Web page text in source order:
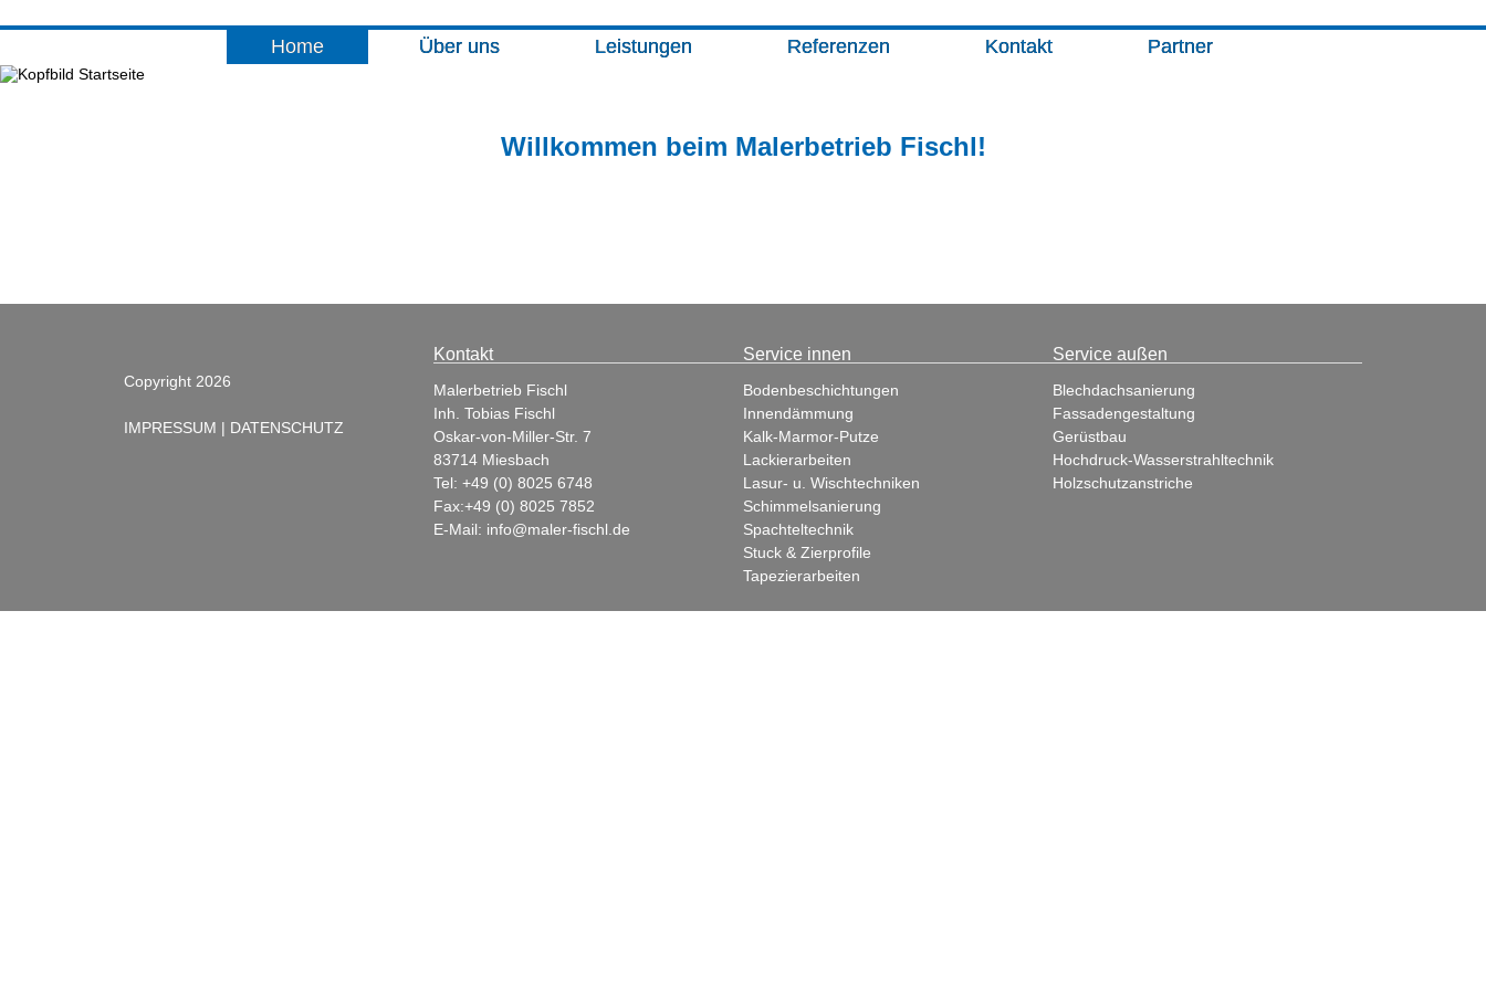
Home Über uns Leistungen Referenzen Kontakt Partner
Willkommen beim Malerbetrieb Fischl!
Copyright 2026
IMPRESSUM | DATENSCHUTZ
Kontakt
Malerbetrieb Fischl
Inh. Tobias Fischl
Oskar-von-Miller-Str. 7
83714 Miesbach
Tel: +49 (0) 8025 6748
Fax:+49 (0) 8025 7852
E-Mail: info@maler-fischl.de
Service innen
Bodenbeschichtungen
Innendämmung
Kalk-Marmor-Putze
Lackierarbeiten
Lasur- u. Wischtechniken
Schimmelsanierung
Spachteltechnik
Stuck & Zierprofile
Tapezierarbeiten
Service außen
Blechdachsanierung
Fassadengestaltung
Gerüstbau
Hochdruck-Wasserstrahltechnik
Holzschutzanstriche